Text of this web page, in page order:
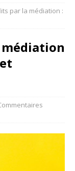
par la médiation :